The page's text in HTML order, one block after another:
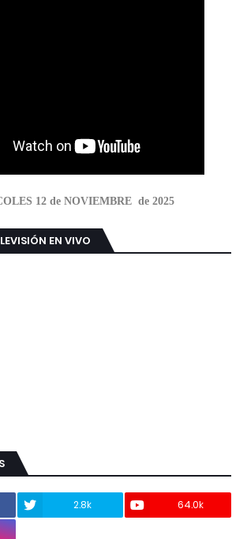
12 de NOVIEMBRE de 2025
EN VIVO
2.8k
64.0k